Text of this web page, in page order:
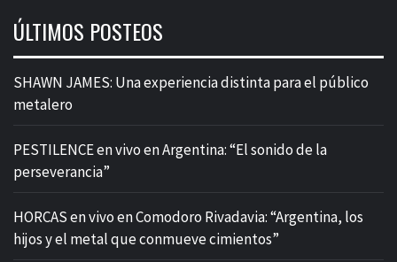
ÚLTIMOS POSTEOS
SHAWN JAMES: Una experiencia distinta para el público
metalero
PESTILENCE en vivo en Argentina: “El sonido de la
perseverancia”
HORCAS en vivo en Comodoro Rivadavia: “Argentina, los
hijos y el metal que conmueve cimientos”